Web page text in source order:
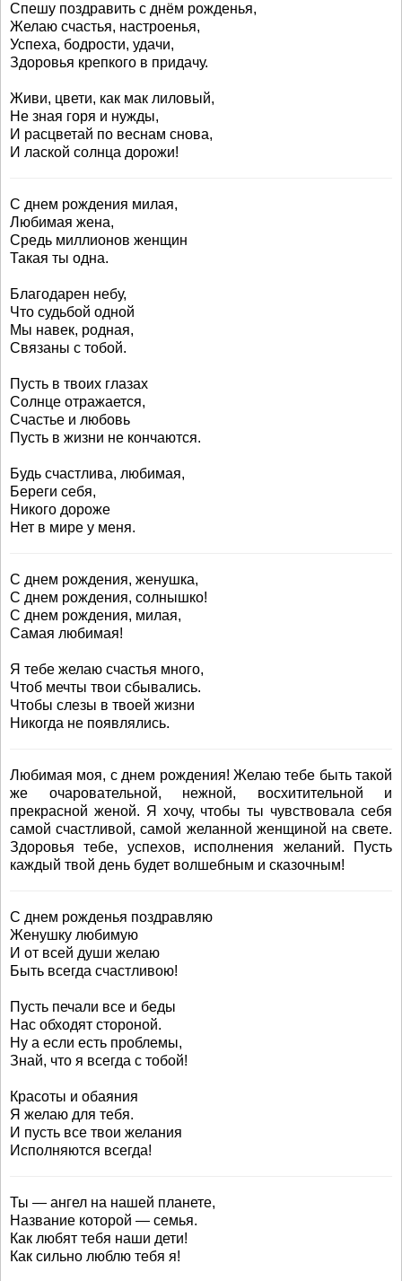
Спешу поздравить с днём рожденья,
Желаю счастья, настроенья,
Успеха, бодрости, удачи,
Здоровья крепкого в придачу.
Живи, цвети, как мак лиловый,
Не зная горя и нужды,
И расцветай по веснам снова,
И лаской солнца дорожи!
С днем рождения милая,
Любимая жена,
Средь миллионов женщин
Такая ты одна.
Благодарен небу,
Что судьбой одной
Мы навек, родная,
Связаны с тобой.
Пусть в твоих глазах
Солнце отражается,
Счастье и любовь
Пусть в жизни не кончаются.
Будь счастлива, любимая,
Береги себя,
Никого дороже
Нет в мире у меня.
С днем рождения, женушка,
С днем рождения, солнышко!
С днем рождения, милая,
Самая любимая!
Я тебе желаю счастья много,
Чтоб мечты твои сбывались.
Чтобы слезы в твоей жизни
Никогда не появлялись.
Любимая моя, с днем рождения! Желаю тебе быть такой
же очаровательной, нежной, восхитительной и
прекрасной женой. Я хочу, чтобы ты чувствовала себя
самой счастливой, самой желанной женщиной на свете.
Здоровья тебе, успехов, исполнения желаний. Пусть
каждый твой день будет волшебным и сказочным!
С днем рожденья поздравляю
Женушку любимую
И от всей души желаю
Быть всегда счастливою!
Пусть печали все и беды
Нас обходят стороной.
Ну а если есть проблемы,
Знай, что я всегда с тобой!
Красоты и обаяния
Я желаю для тебя.
И пусть все твои желания
Исполняются всегда!
Ты — ангел на нашей планете,
Название которой — семья.
Как любят тебя наши дети!
Как сильно люблю тебя я!